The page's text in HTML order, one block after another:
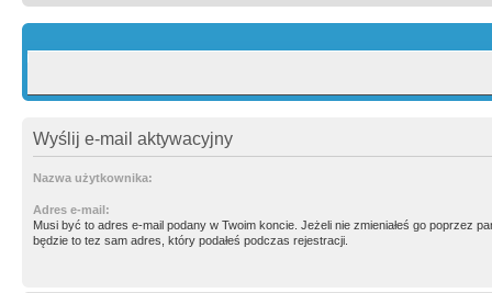
Wyślij e-mail aktywacyjny
Nazwa użytkownika:
Adres e-mail:
Musi być to adres e-mail podany w Twoim koncie. Jeżeli nie zmieniałeś go poprzez
będzie to tez sam adres, który podałeś podczas rejestracji.